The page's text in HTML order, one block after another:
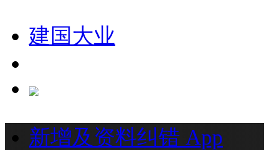
建国大业
新增及资料纠错 App